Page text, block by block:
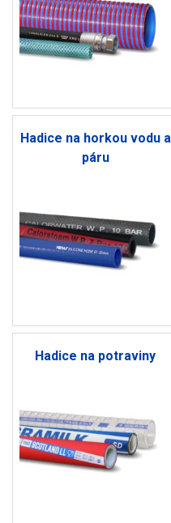
Hadice na horkou vodu a
páru
Hadice na potraviny